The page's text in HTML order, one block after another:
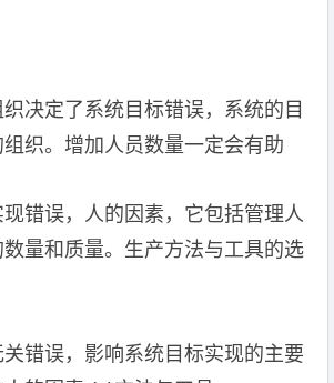
织决定了系统目标错误，系统的目
织。增加人员数量一定会有助
错误，人的因素，它包括管理人
量和质量。生产方法与工具的选
错误，影响系统目标实现的主要